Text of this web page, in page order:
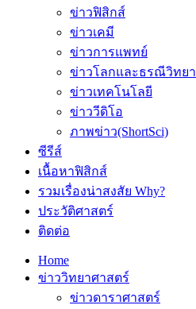
ข่าวฟิสิกส์
ข่าวเคมี
ข่าวการแพทย์
ข่าวโลกและธรณีวิทยา
ข่าวเทคโนโลยี
ข่าววีดิโอ
ภาพข่าว(ShortSci)
ซีรีส์
เนื้อหาฟิสิกส์
รวมเรื่องน่าสงสัย Why?
ประวัติศาสตร์
ติดต่อ
Home
ข่าววิทยาศาสตร์
ข่าวดาราศาสตร์